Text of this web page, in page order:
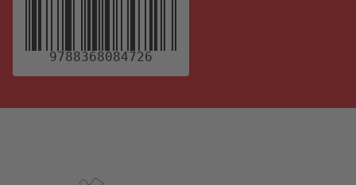
9788368084726